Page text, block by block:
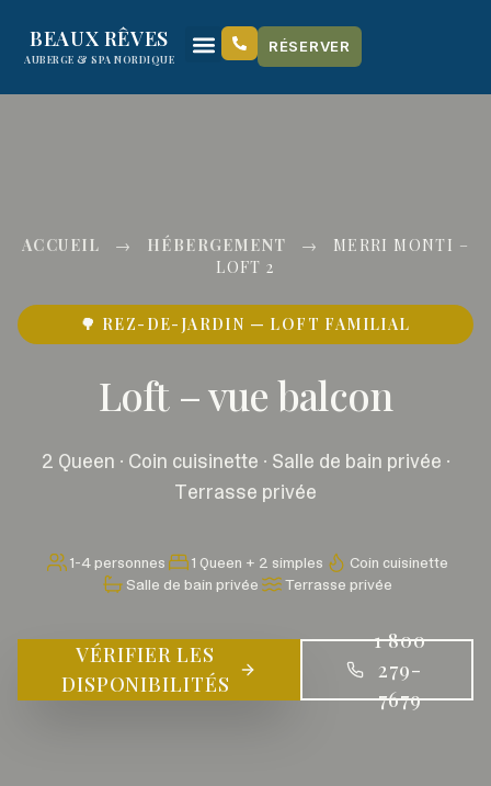
BEAUX RÊVES
AUBERGE & SPA NORDIQUE
RÉSERVER
ACCUEIL → HÉBERGEMENT →
MERRI MONTI –
LOFT 2
🌳 REZ-DE-JARDIN — LOFT FAMILIAL
Loft – vue balcon
2 Queen · Coin cuisinette · Salle de bain privée ·
Terrasse privée
1-4 personnes 1 Queen + 2 simples
Coin cuisinette
Salle de bain privée
Terrasse privée
VÉRIFIER LES
DISPONIBILITÉS
1 800
279-
7679